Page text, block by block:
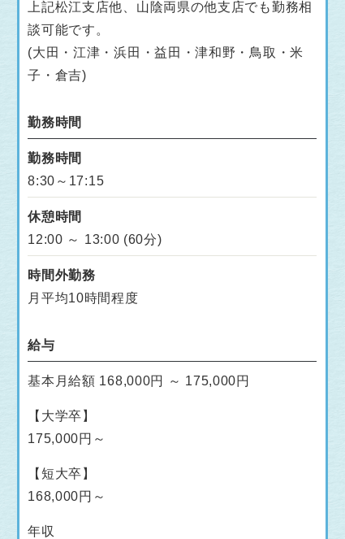
上記松江支店他、山陰両県の他支店でも勤務相
談可能です。
(大田・江津・浜田・益田・津和野・鳥取・米
子・倉吉)
勤務時間
勤務時間
8:30～17:15
休憩時間
12:00 ～ 13:00 (60分)
時間外勤務
月平均10時間程度
給与
基本月給額 168,000円 ～ 175,000円
【大学卒】
175,000円～
【短大卒】
168,000円～
年収